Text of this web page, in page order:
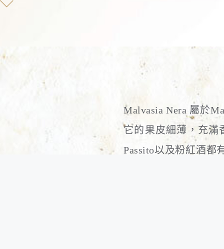
Malvasia Nera 屬於
它的果皮細薄，充滿
Passito以及粉紅酒都